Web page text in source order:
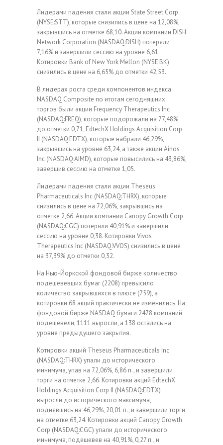
Лидерами падения стали акции State Street Corp
(NYSE:STT), которые снизились в цене на 12,08%,
закрывшись на отметке 68,10. Акции компании DISH
Network Corporation (NASDAQ:DISH) потеряли
7,16% и завершили сессию на уровне 6,61.
Котировки Bank of New York Mellon (NYSE:BK)
снизились в цене на 6,65% до отметки 42,53.
В лидерах роста среди компонентов индекса
NASDAQ Composite по итогам сегодняшних
торгов были акции Frequency Therapeutics Inc
(NASDAQ:FREQ), которые подорожали на 77,48%
до отметки 0,71, EdtechX Holdings Acquisition Corp
II (NASDAQ:EDTX), которые набрали 46,29%,
закрывшись на уровне 63,24, а также акции Ainos
Inc (NASDAQ:AIMD), которые повысились на 43,86%,
завершив сессию на отметке 1,05.
Лидерами падения стали акции Theseus
Pharmaceuticals Inc (NASDAQ:THRX), которые
снизились в цене на 72,06%, закрывшись на
отметке 2,66. Акции компании Canopy Growth Corp
(NASDAQ:CGC) потеряли 40,91% и завершили
сессию на уровне 0,38. Котировки Vivos
Therapeutics Inc (NASDAQ:VVOS) снизились в цене
на 37,39% до отметки 0,32.
На Нью-Йоркской фондовой бирже количество
подешевевших бумаг (2208) превысило
количество закрывшихся в плюсе (759), а
котировки 68 акций практически не изменились. На
фондовой бирже NASDAQ бумаги 2478 компаний
подешевели, 1111 выросли, a 138 остались на
уровне предыдущего закрытия.
Котировки акций Theseus Pharmaceuticals Inc
(NASDAQ:THRX) упали до исторического
минимума, упав на 72,06%, 6,86 п., и завершили
торги на отметке 2,66. Котировки акций EdtechX
Holdings Acquisition Corp II (NASDAQ:EDTX)
выросли до исторического максимума,
поднявшись на 46,29%, 20,01 п., и завершили торги
на отметке 63,24. Котировки акций Canopy Growth
Corp (NASDAQ:CGC) упали до исторического
минимума, подешевев на 40,91%, 0,27 п., и